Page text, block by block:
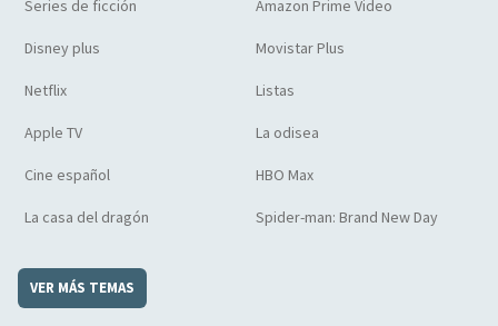
Series de ficción Amazon Prime Video
Disney plus Movistar Plus
Netflix Listas
Apple TV La odisea
Cine español HBO Max
La casa del dragón Spider-man: Brand New Day
VER MÁS TEMAS